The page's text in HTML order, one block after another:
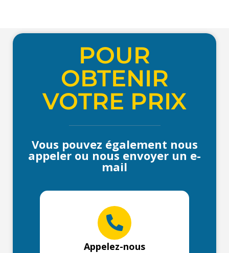
POUR
OBTENIR
VOTRE PRIX
Vous pouvez également nous
appeler ou nous envoyer un e-
mail
Appelez-nous